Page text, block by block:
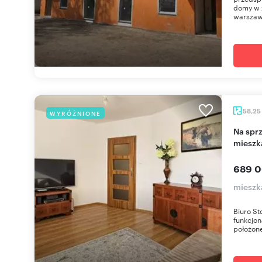
domy w
WYRÓŻNIONE 58,25
Na sprzedaż funkcjonalne 3-pokojowe
689
Biuro